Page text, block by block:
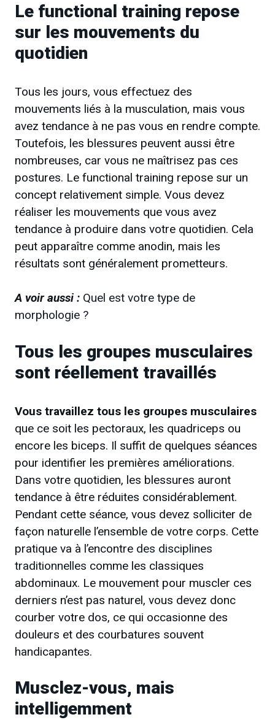
Le functional training repose
sur les mouvements du
quotidien
Tous les jours, vous effectuez des
mouvements liés à la musculation, mais vous
avez tendance à ne pas vous en rendre compte.
Toutefois, les blessures peuvent aussi être
nombreuses, car vous ne maîtrisez pas ces
postures. Le functional training repose sur un
concept relativement simple. Vous devez
réaliser les mouvements que vous avez
tendance à produire dans votre quotidien. Cela
peut apparaître comme anodin, mais les
résultats sont généralement prometteurs.
A voir aussi : Quel est votre type de
morphologie ?
Tous les groupes musculaires
sont réellement travaillés
Vous travaillez tous les groupes musculaires
que ce soit les pectoraux, les quadriceps ou
encore les biceps. Il suffit de quelques séances
pour identifier les premières améliorations.
Dans votre quotidien, les blessures auront
tendance à être réduites considérablement.
Pendant cette séance, vous devez solliciter de
façon naturelle l’ensemble de votre corps. Cette
pratique va à l’encontre des disciplines
traditionnelles comme les classiques
abdominaux. Le mouvement pour muscler ces
derniers n’est pas naturel, vous devez donc
courber votre dos, ce qui occasionne des
douleurs et des courbatures souvent
handicapantes.
Musclez-vous, mais
intelligemment